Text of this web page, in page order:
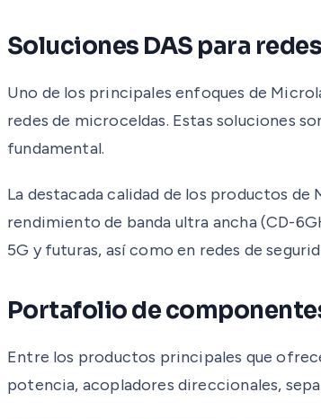
Soluciones DAS para
Uno de los principales enfoques de
redes de microceldas. Estas soluciones
fundamental.
La destacada calidad de los productos
rendimiento de banda ultra ancha (CD-
5G y futuras, así como en redes de
Portafolio de
Entre los productos principales que
potencia, acopladores direccionales,